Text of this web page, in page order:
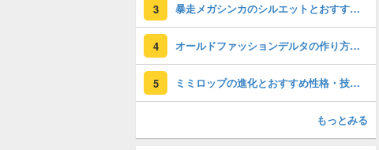
3 暴走メガシンカのシルエットとおすすめポケモン
4 オールドファッションデルタの作り方とレシピ
5 ミミロップの進化とおすすめ性格・技構成
もっとみる